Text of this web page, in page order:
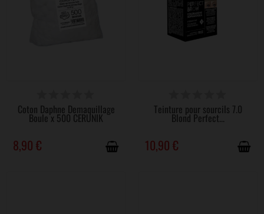
Coton Daphne Demaquillage
Boule x 500 CERUNIK
8,90 €
Teinture pour sourcils 7.0
Blond Perfect...
10,90 €